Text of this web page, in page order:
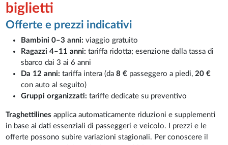
biglietti
Offerte e prezzi indicativi
Bambini 0–3 anni: viaggio gratuito
Ragazzi 4–11 anni: tariffa ridotta; esenzione dalla tassa di
sbarco dai 3 ai 6 anni
Da 12 anni: tariffa intera (da8 € passeggero a piedi,20 €
con auto al seguito)
Gruppi organizzati: tariffe dedicate su preventivo
Traghettilines applica automaticamente riduzioni e supplementi
in base ai dati essenziali di passeggeri e veicolo. I prezzi e le
offerte possono subire variazioni stagionali. Per conoscere il